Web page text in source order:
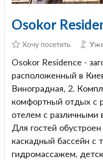
Osokor
Хочу посетить
Osokor Residence -
расположенный в
Виноградная, 2.
комфортный отдых с
отелем с различными
Для гостей
каскадный бассейн с
гидромассажем,